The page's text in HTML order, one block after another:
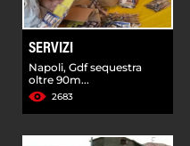
SERVIZI
Napoli, Gdf sequestra
oltre 90m...
2683